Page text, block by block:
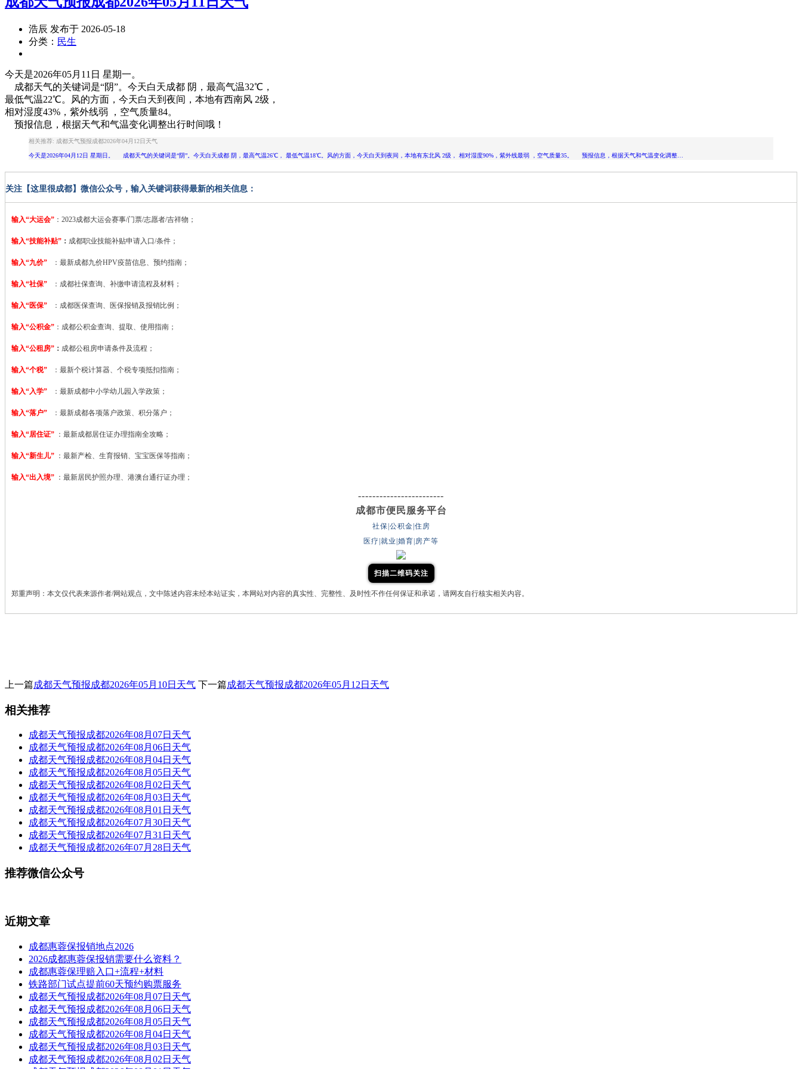
浩辰 发布于 2026-05-18
分类： 民生
今天是2026年05月11日 星期一。
成都天气的关键词是“阴”。今天白天成都 阴 ， 最高气温32℃ ，
最低气温22℃。风的方面，今天白天到夜间，本地有西南风 2级 ，
相对湿度43% ，紫外线弱 ，空气质量84。
预报信息，根据天气和气温变化调整出行时间哦！
相关推荐: 成都天气预报成都2026年04月12日天气
今天是2026年04月12日 星期日。 成都天气的关键词是“阴”。今天白天成都 阴，最高气温26℃， 最低气温18℃。风的方面，今天白天到夜间，本地有东北风 2级， 相对湿度90%，紫外线最弱 ，空气质量35。 预报信息，根据天气和气温变化调整…
关注【这里很成都】微信公众号，输入关键词获得最新的相关信息：
输入“大运会” ：2023成都大运会赛事/门票/志愿者/吉祥物；
输入“技能补贴” ： 成都职业技能补贴申请入口/条件；
输入“九价” ：最新成都九价HPV疫苗信息、预约指南；
输入“社保” ：成都社保查询、补缴申请流程及材料；
输入“医保” ：成都医保查询、医保报销及报销比例；
输入“公积金” ：成都公积金查询、提取、使用指南；
输入“公租房” ： 成都公租房申请条件及流程；
输入“个税” ：最新个税计算器、个税专项抵扣指南；
输入“入学” ：最新成都中小学幼儿园入学政策；
输入“落户” ：最新成都各项落户政策、积分落户；
输入“居住证” ：最新成都居住证办理指南全攻略；
输入“新生儿” ：最新产检、生育报销、宝宝医保等指南；
输入“出入境” ：最新居民护照办理、港澳台通行证办理；
------------------------
成都市便民服务平台
社保|公积金|住房
医疗|就业|婚育|房产等
扫描二维码关注
郑重声明：本文仅代表来源作者/网站观点，文中陈述内容未经本站证实，本网站对内容的真实性、完整性、及时性不作任何保证和承诺，请网友自行核实相关内容。
上一篇成都天气预报成都2026年05月10日天气 下一篇成都天气预报成都2026年05月12日天气
相关推荐
成都天气预报成都2026年08月07日天气
成都天气预报成都2026年08月06日天气
成都天气预报成都2026年08月04日天气
成都天气预报成都2026年08月05日天气
成都天气预报成都2026年08月02日天气
成都天气预报成都2026年08月03日天气
成都天气预报成都2026年08月01日天气
成都天气预报成都2026年07月30日天气
成都天气预报成都2026年07月31日天气
成都天气预报成都2026年07月28日天气
推荐微信公众号
近期文章
成都惠蓉保报销地点2026
2026成都惠蓉保报销需要什么资料？
成都惠蓉保理赔入口+流程+材料
铁路部门试点提前60天预约购票服务
成都天气预报成都2026年08月07日天气
成都天气预报成都2026年08月06日天气
成都天气预报成都2026年08月05日天气
成都天气预报成都2026年08月04日天气
成都天气预报成都2026年08月03日天气
成都天气预报成都2026年08月02日天气